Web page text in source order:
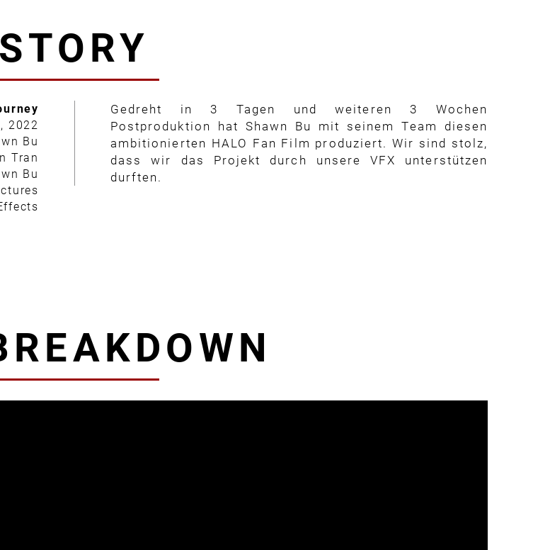
STORY
2022
Bu
Tran
Bu
Gedreht in 3 Tagen und weiteren 3 Wochen
Postproduktion hat Shawn Bu mit seinem Team diesen
ambitionierten HALO Fan Film produziert. Wir sind stolz,
dass wir das Projekt durch unsere VFX unterstützen
durften.